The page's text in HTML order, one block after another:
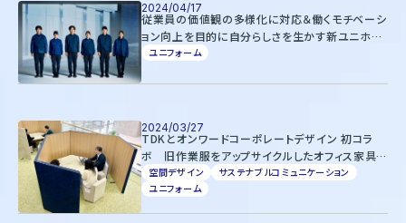
2024/04/17
従業員の価値観の多様化に対応＆働くモチベーシ
ョン向上を目的に自分らしさを生かす新ユニホー
ムにリニューアル 〜セイタロウデザイン山崎晴
制作〜
ユニフォーム
2024/03/27
TDKとオンワードコーポレートデザイン 初コラ
ボ 旧作業服をアップサイクルしたオフィス家具を
TDKテクニカルセンターに導入 ～両社のサステ
ナビリティ活動を推進～
空間デザイン
サステナブルコミュニケーション
ユニフォーム